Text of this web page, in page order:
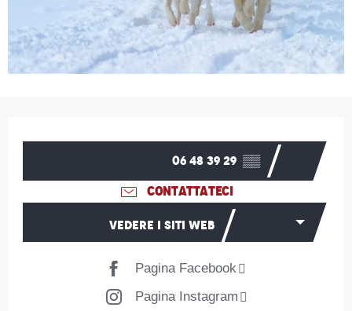
06 48 39 29 ▒▒
CONTATTATECI
VEDERE I SITI WEB
Pagina Facebook
Pagina Instagram